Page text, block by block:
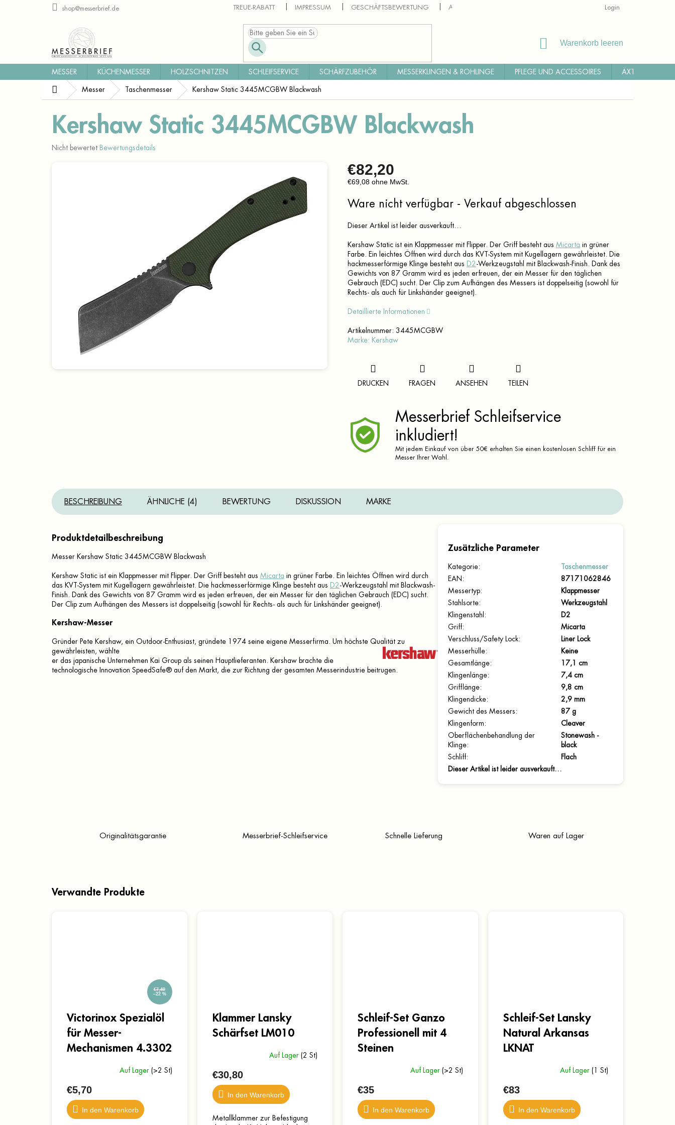
shop@messerbrief.de TREUE-RABATT IMPRESSUM GESCHÄFTSBEWERTUNG ALLGEMEINE GESCHÄFTSBEDINGUNGEN RÜCKSENDUNG
Login
WARENKORB
Warenkorb leeren
MESSER KÜCHENMESSER HOLZSCHNITZEN SCHLEIFSERVICE SCHÄRFZUBEHÖR MESSERKLINGEN & ROHLINGE PFLEGE UND ACCESSOIRES ÄXTE,
StartseiteMesser Taschenmesser Kershaw Static 3445MCGBW Blackwash
Kershaw Static 3445MCGBW Blackwash
Die
Nicht bewertet Bewertungsdetails
€82,20
€69,08 ohne MwSt.
Ware nicht verfügbar - Verkauf abgeschlossen
Dieser Artikel ist leider ausverkauft…
Kershaw Static ist ein Klappmesser mit Flipper. Der Griff besteht aus Micarta in grüner
Farbe. Ein leichtes Öffnen wird durch das KVT-System mit Kugellagern gewährleistet. Die
hackmesserförmige Klinge besteht aus
D2 -Werkzeugstahl mit Blackwash-Finish. Dank des
Gewichts von 87 Gramm wird es jeden erfreuen, der ein Messer für den täglichen
Gebrauch (EDC) sucht. Der Clip zum Aufhängen des Messers ist doppelseitig (sowohl für
Rechts- als auch für Linkshänder geeignet).
Detaillierte Informationen
Artikelnummer: 3445MCGBW
Marke: Kershaw
DRUCKEN FRAGEN ANSEHEN TEILEN
Messerbrief Schleifservice
inkludiert!
Mit jedem Einkauf von über 50€ erhalten Sie einen kostenlosen Schliff für ein
Messer Ihrer Wahl.
BESCHREIBUNG ÄHNLICHE (4) BEWERTUNG DISKUSSION MARKE
Produktdetailbeschreibung
Messer Kershaw Static 3445MCGBW Blackwash
Kershaw Static ist ein Klappmesser mit Flipper. Der Griff besteht aus Micarta in grüner Farbe. Ein leichtes Öffnen wird durch
das KVT-System mit Kugellagern gewährleistet. Die hackmesserförmige Klinge besteht aus
D2 -Werkzeugstahl mit Blackwash-
Finish. Dank des Gewichts von 87 Gramm wird es jeden erfreuen, der ein Messer für den täglichen Gebrauch (EDC) sucht.
Der Clip zum Aufhängen des Messers ist doppelseitig (sowohl für Rechts- als auch für Linkshänder geeignet).
Kershaw-Messer
Gründer Pete Kershaw, ein Outdoor-Enthusiast, gründete 1974 seine eigene Messerfirma. Um höchste Qualität zu
gewährleisten, wählte
er das japanische Unternehmen Kai Group als seinen Hauptlieferanten. Kershaw brachte die
technologische Innovation SpeedSafe® auf den Markt, die zur Richtung der gesamten Messerindustrie beitrugen.
Zusätzliche Parameter
Kategorie:
Taschenmesser
EAN :
87171062846
Messertyp:
Klappmesser
Stahlsorte:
Werkzeugstahl
Klingenstahl :
D2
Griff:
Micarta
Verschluss/Safety Lock:
Liner Lock
Messerhülle:
Keine
Gesamtlänge:
17,1 cm
Klingenlänge:
7,4 cm
Grifflänge:
9,8 cm
Klingendicke:
2,9 mm
Gewicht des Messers :
87 g
Klingenform :
Cleaver
Oberflächenbehandlung der
Klinge:
Stonewash -
black
Schliff:
Flach
Dieser Artikel ist leider ausverkauft…
Originalitätsgarantie Messerbrief-Schleifservice Schnelle Lieferung Waren auf Lager
Verwandte Produkte
€7,40
–22 %
Victorinox Spezialöl
für Messer-
Mechanismen 4.3302
Auf Lager (>2 St)
€5,70
In den Warenkorb
Klammer Lansky
Schärfset LM010
Auf Lager (2 St)
€30,80
In den Warenkorb
Metallklammer zur Befestigung
Schleif-Set Ganzo
Professionell mit 4
Steinen
Auf Lager (>2 St)
€35
In den Warenkorb
Schleif-Set Lansky
Natural Arkansas
LKNAT
Auf Lager (1 St)
€83
In den Warenkorb